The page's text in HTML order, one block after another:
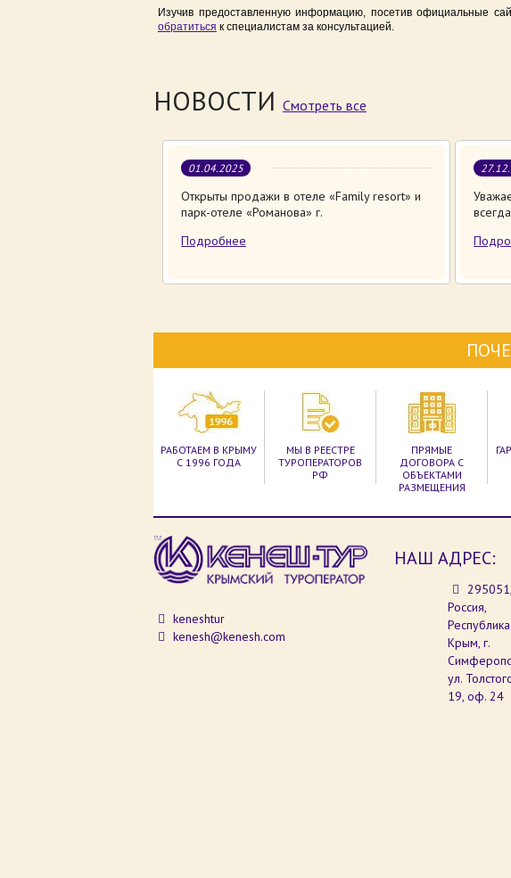
Изучив предоставленную информацию, посетив официальные
обратиться к специалистам за консультацией.
НОВОСТИ Смотреть все
01.04.2025
Открыты продажи в отеле «Family resort» и
парк-отеле «Романова» г.
Подробнее
РАБОТАЕМ В КРЫМУ
С 1996 ГОДА
МЫ В РЕЕСТРЕ
ТУРОПЕРАТОРОВ
РФ
ПРЯМЫЕ
ДОГОВОРА С
ОБЪЕКТАМИ
РАЗМЕЩЕНИЯ
keneshtur
kenesh@kenesh.com
НАШ АДРЕС:
295051,
Россия,
Республика
Крым, г.
ул.
19, оф. 24